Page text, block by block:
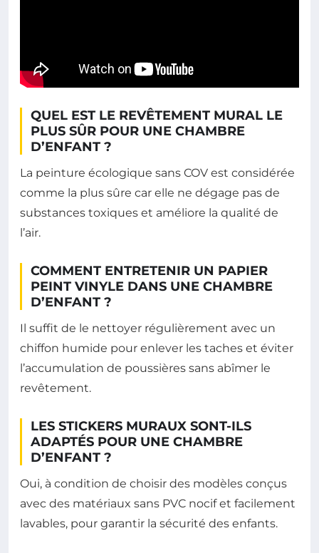
QUEL EST LE REVÊTEMENT MURAL LE
PLUS SÛR POUR UNE CHAMBRE
D’ENFANT ?
La peinture écologique sans COV est considérée
comme la plus sûre car elle ne dégage pas de
substances toxiques et améliore la qualité de
l’air.
COMMENT ENTRETENIR UN PAPIER
PEINT VINYLE DANS UNE CHAMBRE
D’ENFANT ?
Il suffit de le nettoyer régulièrement avec un
chiffon humide pour enlever les taches et éviter
l’accumulation de poussières sans abîmer le
revêtement.
LES STICKERS MURAUX SONT-ILS
ADAPTÉS POUR UNE CHAMBRE
D’ENFANT ?
Oui, à condition de choisir des modèles conçus
avec des matériaux sans PVC nocif et facilement
lavables, pour garantir la sécurité des enfants.